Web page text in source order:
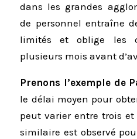
dans les grandes
de personnel entraîne
limités et oblige les
plusieurs mois avant
Prenons l’exemple de
le délai moyen pour
peut varier entre trois
similaire est observé